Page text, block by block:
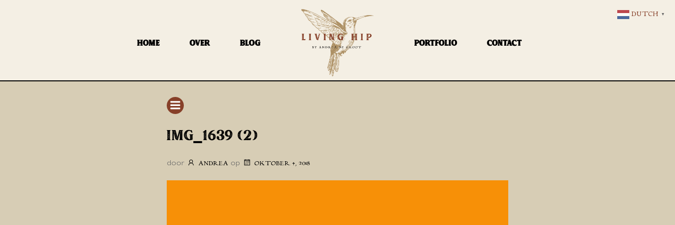
HOME OVER BLOG PORTFOLIO CONTACT
IMG_1639 (2)
door ANDREA op OKTOBER 4, 2018
DUTCH ▼